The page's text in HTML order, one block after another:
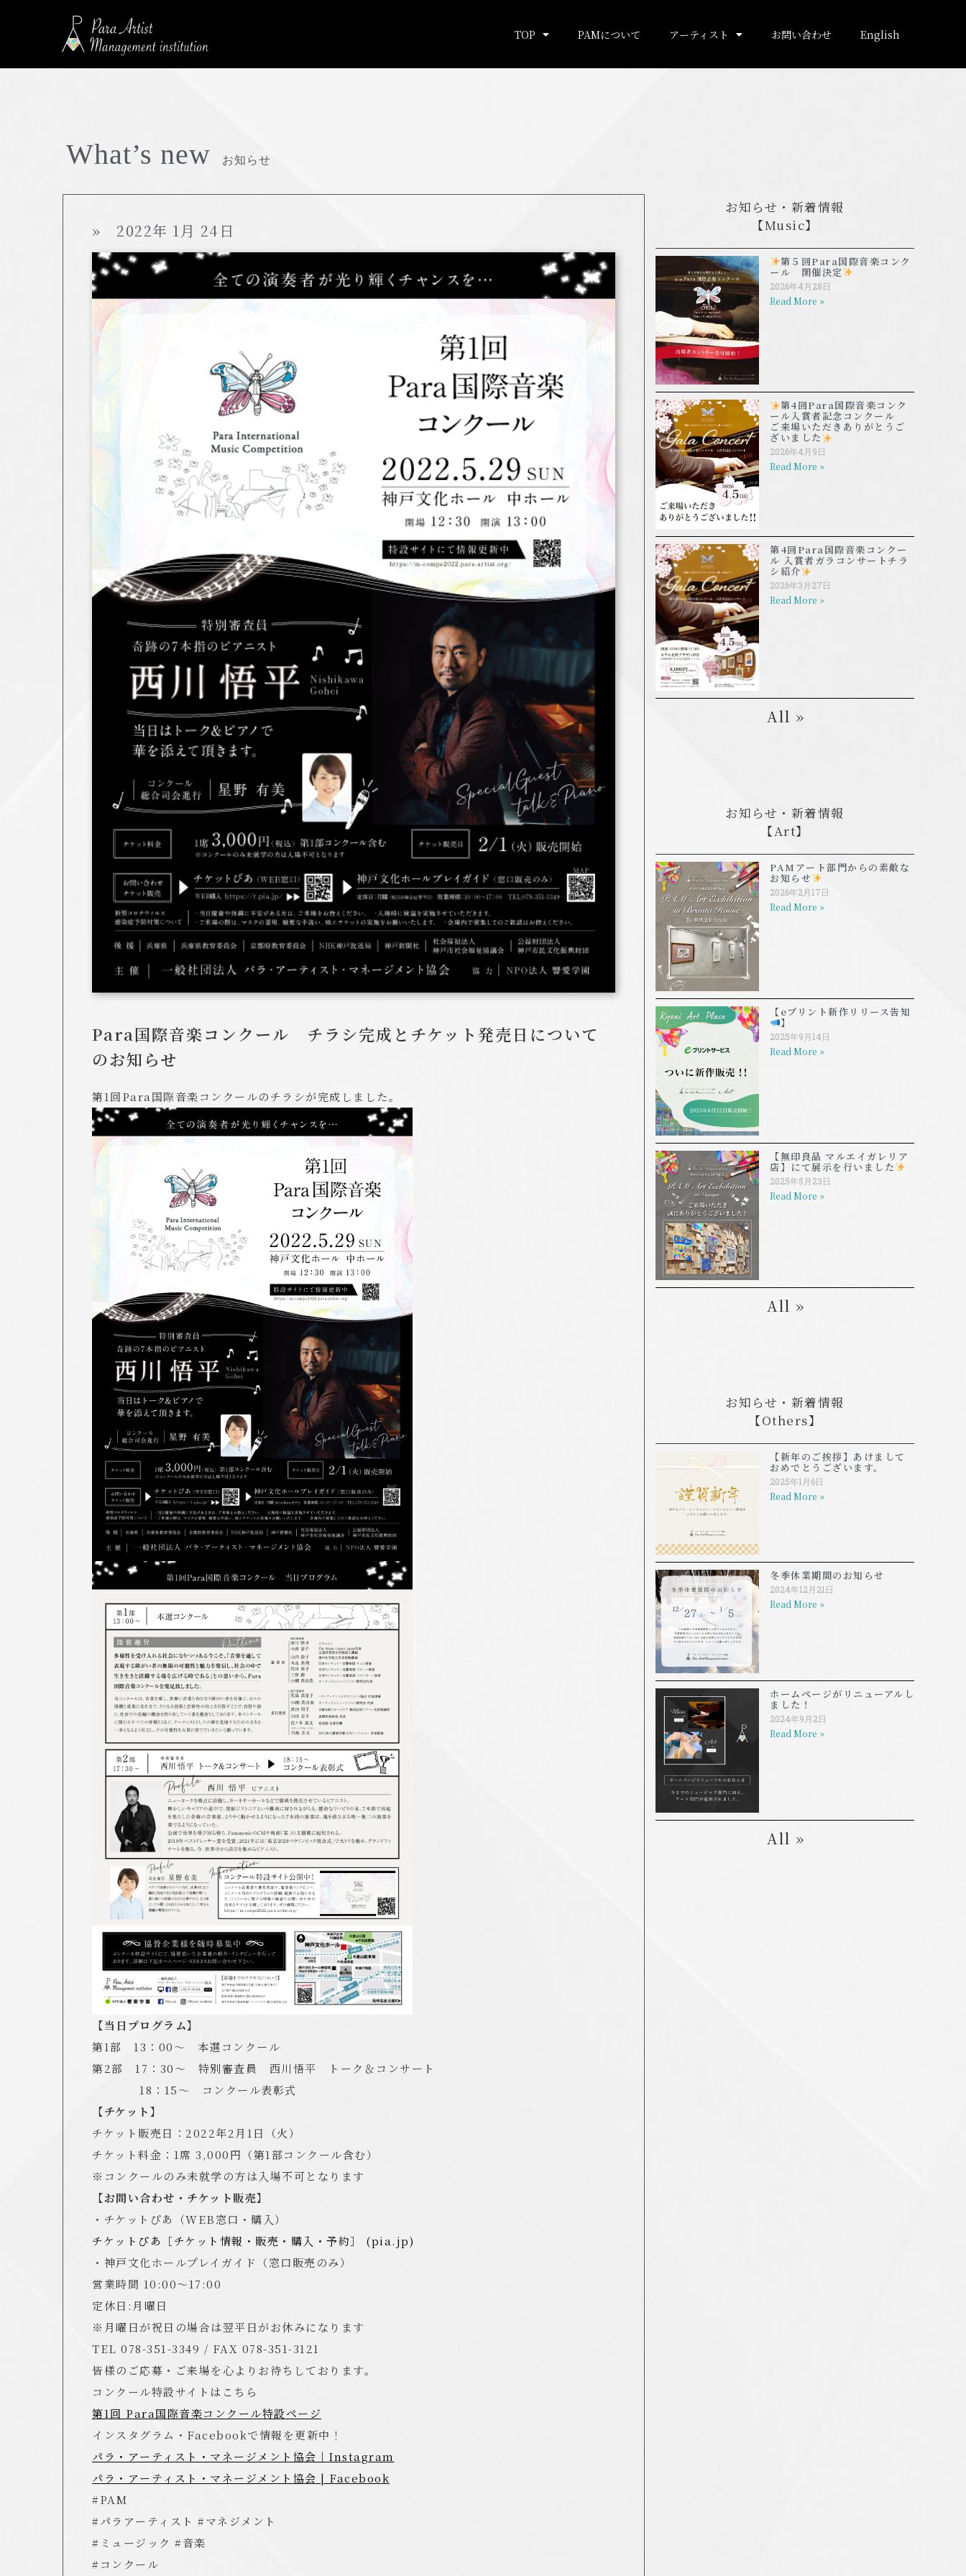
TOP PAMについて アーティスト お問い合わせ English
What’s new お知らせ
» 2022年 1月 24日
Para国際音楽コンクール チラシ完成とチケット発売日について
のお知らせ
第1回Para国際音楽コンクールのチラシが完成しました。
【当日プログラム】
第1部 13：00～ 本選コンクール
第2部 17：30～ 特別審査員 西川悟平 トーク＆コンサート
18：15～ コンクール表彰式
【チケット】
チケット販売日：2022年2月1日（火）
チケット料金：1席 3,000円（第1部コンクール含む）
※コンクールのみ未就学の方は入場不可となります
【お問い合わせ・チケット販売】
・チケットぴあ（WEB窓口・購入）
チケットぴあ［チケット情報・販売・購入・予約］ (pia.jp)
・神戸文化ホールプレイガイド（窓口販売のみ）
営業時間 10:00～17:00
定休日:月曜日
※月曜日が祝日の場合は翌平日がお休みになります
TEL 078-351-3349 / FAX 078-351-3121
皆様のご応募・ご来場を心よりお待ちしております。
コンクール特設サイトはこちら
第1回 Para国際音楽コンクール特設ページ
インスタグラム・Facebookで情報を更新中！
パラ・アーティスト・マネージメント協会｜Instagram
パラ・アーティスト・マネージメント協会 | Facebook
#PAM
#パラアーティスト #マネジメント
#ミュージック #音楽
#コンクール
お知らせ・新着情報
【Music】
第５回Para国際音楽コンク
ール 開催決定
2026年4月28日
Read More »
第4回Para国際音楽コンク
ール入賞者記念コンクール
ご来場いただきありがとうご
ざいました
2026年4月9日
Read More »
第4回Para国際音楽コンクー
ル 入賞者ガラコンサートチラ
シ紹介
2026年3月27日
Read More »
All »
お知らせ・新着情報
【Art】
PAMアート部門からの素敵な
お知らせ
2026年2月17日
Read More »
【eプリント新作リリース告知
】
2025年9月14日
Read More »
【無印良品 マルエイガレリア
店】にて展示を行いました
2025年5月23日
Read More »
All »
お知らせ・新着情報
【Others】
【新年のご挨拶】あけまして
おめでとうございます。
2025年1月6日
Read More »
冬季休業期間のお知らせ
2024年12月21日
Read More »
ホームページがリニューアルし
ました！
2024年9月2日
Read More »
All »